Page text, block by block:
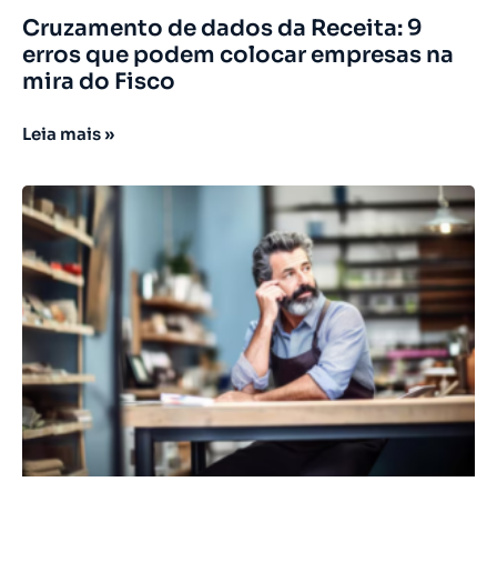
Cruzamento de dados da Receita: 9
erros que podem colocar empresas na
mira do Fisco
Leia mais »